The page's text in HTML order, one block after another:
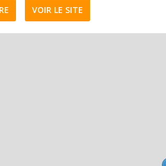
VOIR LE SITE